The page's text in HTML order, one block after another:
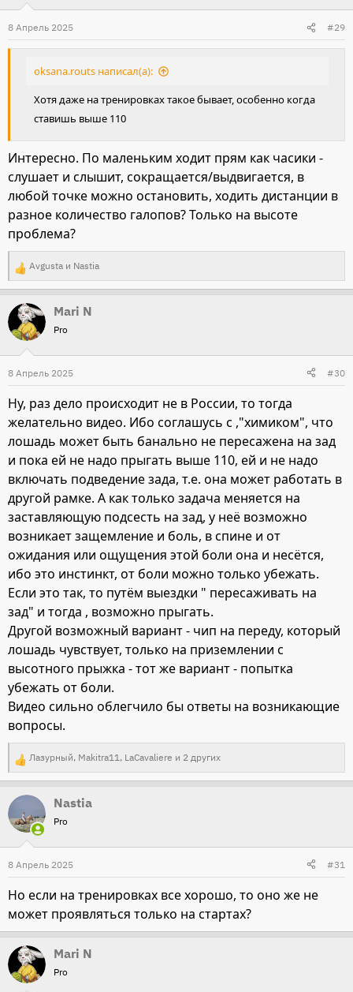
и
и
8 Апрель 2025 #29
oksana.routs написал(а):
Хотя даже на тренировках такое бывает, особенно когда
ставишь выше 110
Интересно. По маленьким ходит прям как часики -
слушает и слышит, сокращается/выдвигается, в
любой точке можно остановить, ходить дистанции в
разное количество галопов? Только на высоте
проблема?
Р
е
а
к
и
и
:
Avgusta и Nastia
Mari N
Pro
8 Апрель 2025 #30
Ну, раз дело происходит не в России, то тогда
желательно видео. Ибо соглашусь с ,"химиком", что
лошадь может быть банально не пересажена на зад
и пока ей не надо прыгать выше 110, ей и не надо
включать подведение зада, т.е. она может работать в
другой рамке. А как только задача меняется на
заставляющую подсесть на зад, у неё возможно
возникает защемление и боль, в спине и от
ожидания или ощущения этой боли она и несётся,
ибо это инстинкт, от боли можно только убежать.
Если это так, то путём выездки " пересаживать на
зад" и тогда , возможно прыгать.
Другой возможный вариант - чип на переду, который
лошадь чувствует, только на приземлении с
высотного прыжка - тот же вариант - попытка
убежать от боли.
Видео сильно облегчило бы ответы на возникающие
вопросы.
Р
е
а
к
и
и
:
Лазурный, Makitra11 , LaCavaliere и 2 других
Nastia
Pro
8 Апрель 2025 #31
Но если на тренировках все хорошо, то оно же не
может проявляться только на стартах?
Mari N
Pro